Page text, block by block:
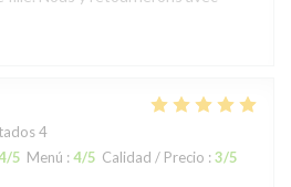
4
/5 Menú : 4/5 Calidad / Precio : 3/5